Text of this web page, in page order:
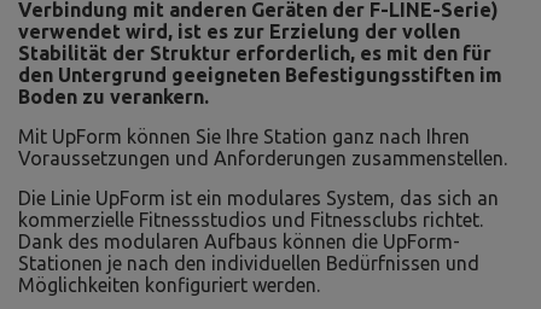
Verbindung mit anderen Geräten der F-LINE-Serie)
verwendet wird, ist es zur Erzielung der vollen
Stabilität der Struktur erforderlich, es mit den für
den Untergrund geeigneten Befestigungsstiften im
Boden zu verankern.
Mit UpForm können Sie Ihre Station ganz nach Ihren
Voraussetzungen und Anforderungen zusammenstellen.
Die Linie UpForm ist ein modulares System, das sich an
kommerzielle Fitnessstudios und Fitnessclubs richtet.
Dank des modularen Aufbaus können die UpForm-
Stationen je nach den individuellen Bedürfnissen und
Möglichkeiten konfiguriert werden.